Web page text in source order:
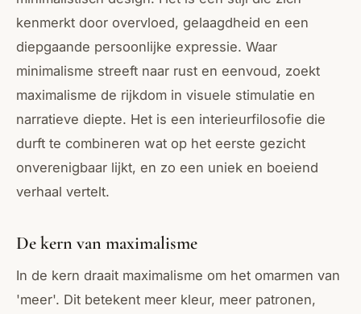
kenmerkt door overvloed, gelaagdheid en een
diepgaande persoonlijke expressie. Waar
minimalisme streeft naar rust en eenvoud, zoekt
maximalisme de rijkdom in visuele stimulatie en
narratieve diepte. Het is een interieurfilosofie die
durft te combineren wat op het eerste gezicht
onverenigbaar lijkt, en zo een uniek en boeiend
verhaal vertelt.
De kern van maximalisme
In de kern draait maximalisme om het omarmen van
'meer'. Dit betekent meer kleur, meer patronen,